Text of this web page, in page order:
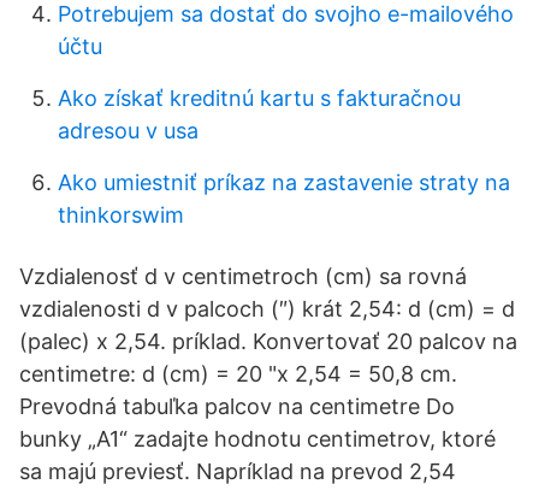
Potrebujem sa dostať do svojho e-mailového
účtu
Ako získať kreditnú kartu s fakturačnou
adresou v usa
Ako umiestniť príkaz na zastavenie straty na
thinkorswim
Vzdialenosť d v centimetroch (cm) sa rovná
vzdialenosti d v palcoch (″) krát 2,54: d (cm) = d
(palec) x 2,54. príklad. Konvertovať 20 palcov na
centimetre: d (cm) = 20 "x 2,54 = 50,8 cm.
Prevodná tabuľka palcov na centimetre Do
bunky „A1“ zadajte hodnotu centimetrov, ktoré
sa majú previesť. Napríklad na prevod 2,54